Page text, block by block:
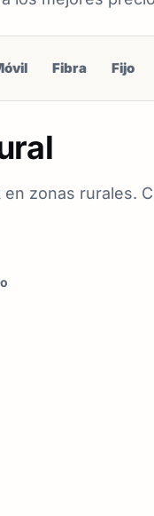
Fibra Fijo
zonas rurales.